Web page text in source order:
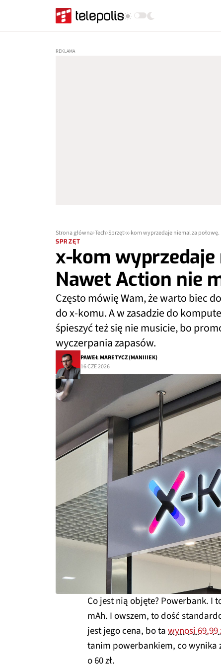
Strona główna Tech Sprzęt x-kom wyprzedaje niemal za
SPRZĘT
x-kom wyprzedaje
Nawet Action nie
Często mówię Wam, że warto biec
do x-komu. A w zasadzie do
śpieszyć też się nie musicie, bo
wyczerpania zapasów.
PAWEŁ MARETYCZ (MANIIIEK)
16 CZE 2026
Co jest nią objęte? Powerbank. I
mAh. I owszem, to dość
jest jego cena, bo tawynosi 69,99
tanim powerbankiem, co wynika
o 60 zł.